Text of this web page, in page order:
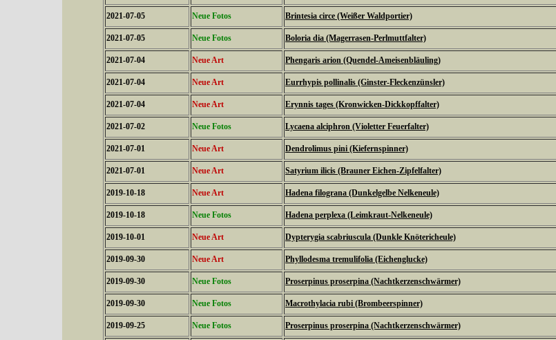
2021-07-05 Neue Fotos Brintesia circe (Weißer Waldportier)
2021-07-05 Neue Fotos Boloria dia (Magerrasen-Perlmuttfalter)
2021-07-04 Neue Art Phengaris arion (Quendel-Ameisenbläuling)
2021-07-04 Neue Art Eurrhypis pollinalis (Ginster-Fleckenzünsler)
2021-07-04 Neue Art Erynnis tages (Kronwicken-Dickkopffalter)
2021-07-02 Neue Fotos Lycaena alciphron (Violetter Feuerfalter)
2021-07-01 Neue Art Dendrolimus pini (Kiefernspinner)
2021-07-01 Neue Art Satyrium ilicis (Brauner Eichen-Zipfelfalter)
2019-10-18 Neue Art Hadena filograna (Dunkelgelbe Nelkeneule)
2019-10-18 Neue Fotos Hadena perplexa (Leimkraut-Nelkeneule)
2019-10-01 Neue Art Dypterygia scabriuscula (Dunkle Knötericheule)
2019-09-30 Neue Art Phyllodesma tremulifolia (Eichenglucke)
2019-09-30 Neue Fotos Proserpinus proserpina (Nachtkerzenschwärmer)
2019-09-30 Neue Fotos Macrothylacia rubi (Brombeerspinner)
2019-09-25 Neue Fotos Proserpinus proserpina (Nachtkerzenschwärmer)